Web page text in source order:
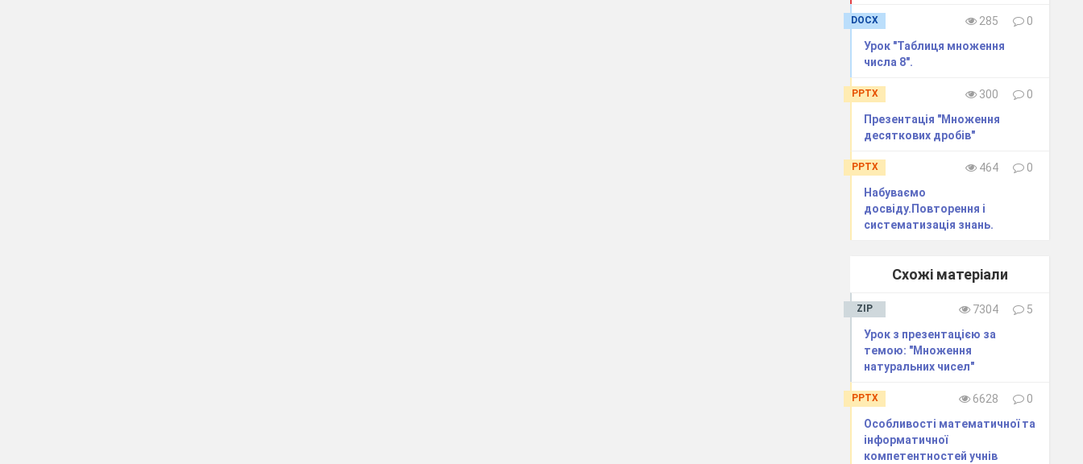
DOCX 285
0
Урок "Таблиця множення
числа 8".
PPTX 300
0
Презентація "Множення
десяткових дробів"
PPTX 464
0
Набуваємо
досвіду.Повторення і
систематизація знань.
Схожі матеріали
ZIP 7304
5
Урок з презентацією за
темою: "Множення
натуральних чисел"
PPTX 6628
0
Особливості математичної та
інформатичної
компетентностей учнів